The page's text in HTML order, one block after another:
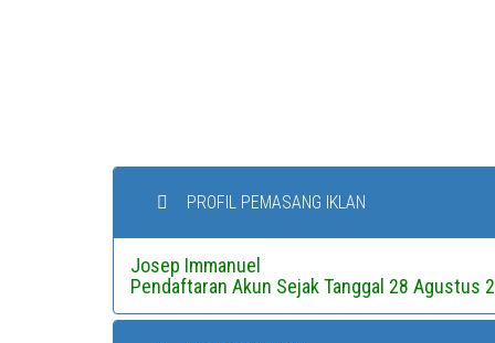
PROFIL PEMASANG IKLAN
Josep Immanuel
Pendaftaran Akun Sejak Tanggal 28 Agustus